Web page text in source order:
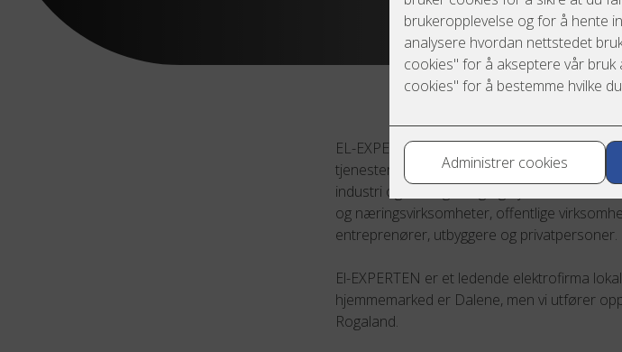
EL-EXPERTEN er stiftet i 2000 og leverer i
tjenester innenfor elektro, automasjon og
industri og næring, bolig og hytter, samt
og næringsvirksomheter, offentlige
entreprenører, utbyggere og privatpersoner.
El-EXPERTEN er et ledende elektrofirma
hjemmemarked er Dalene, men vi utfører
Rogaland.